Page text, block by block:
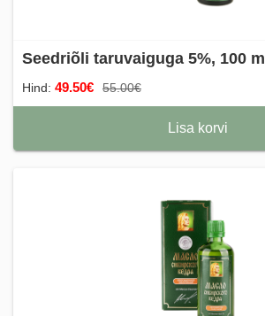
Seedriõli taruvaiguga 5%, 100 ml
Hind: 49.50€ 55.00€
Lisa korvi